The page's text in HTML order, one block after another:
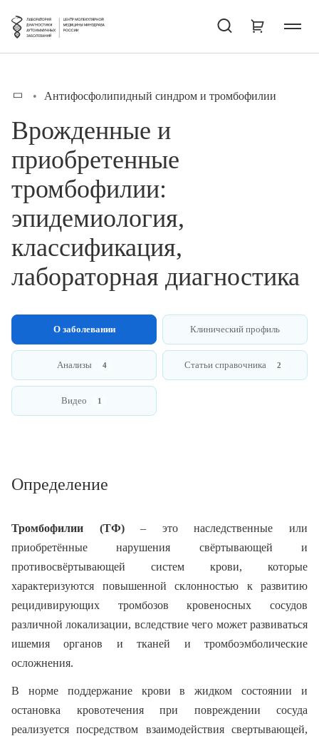
Антифосфолипидный синдром и тромбофилии
Врожденные и
приобретенные
тромбофилии:
эпидемиология,
классификация,
лабораторная диагностика
О заболевании Клинический профиль
Анализы 4 Статьи справочника 2
Видео 1
Определение
Тромбофилии (ТФ)– это наследственные или
приобретённые нарушения свёртывающей и
противосвёртывающей систем крови, которые
характеризуются повышенной склонностью к развитию
рецидивирующих тромбозов кровеносных сосудов
различной локализации, вследствие чего может развиваться
ишемия органов и тканей и тромбоэмболические
осложнения.
В норме поддержание крови в жидком состоянии и
остановка кровотечения при повреждении сосуда
реализуется посредством взаимодействия свертывающей,